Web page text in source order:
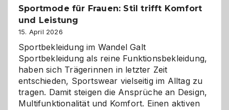
gegen
Chaos
Sportmode für Frauen: Stil trifft Komfort
und Leistung
15. April 2026
Sportbekleidung im Wandel Galt
Sportbekleidung als reine Funktionsbekleidung,
haben sich Trägerinnen in letzter Zeit
entschieden, Sportswear vielseitig im Alltag zu
tragen. Damit steigen die Ansprüche an Design,
Multifunktionalität und Komfort. Einen aktiven